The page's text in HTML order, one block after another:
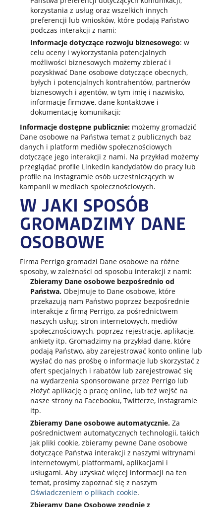
korzystania z usług oraz wszelkich innych
preferencji lub wniosków, które podają Państwo
podczas interakcji z nami;
Informacje dotyczące rozwoju biznesowego: w
celu oceny i wykorzystania potencjalnych
możliwości biznesowych możemy zbierać i
pozyskiwać Dane osobowe dotyczące obecnych,
byłych i potencjalnych kontrahentów, partnerów
biznesowych i agentów, w tym imię i nazwisko,
informacje firmowe, dane kontaktowe i
dokumentację komunikacji;
Informacje dostępne publicznie: możemy gromadzić
Dane osobowe na Państwa temat z publicznych baz
danych i platform mediów społecznościowych
dotyczące jego interakcji z nami. Na przykład możemy
przeglądać profile LinkedIn kandydatów do pracy lub
profile na Instagramie osób uczestniczących w
kampanii w mediach społecznościowych.
W JAKI SPOSÓB
GROMADZIMY DANE
OSOBOWE
Firma Perrigo gromadzi Dane osobowe na różne
sposoby, w zależności od sposobu interakcji z nami:
Zbieramy Dane osobowe bezpośrednio od
Państwa. Obejmuje to Dane osobowe, które
przekazują nam Państwo poprzez bezpośrednie
interakcje z firmą Perrigo, za pośrednictwem
naszych usług, stron internetowych, mediów
społecznościowych, poprzez rejestracje, aplikacje,
ankiety itp. Gromadzimy na przykład dane, które
podają Państwo, aby zarejestrować konto online lub
wysłać do nas prośbę o informacje lub skorzystać z
ofert specjalnych i rabatów lub zarejestrować się
na wydarzenia sponsorowane przez Perrigo lub
złożyć aplikację o pracę online, lub też wejść na
nasze strony na Facebooku, Twitterze, Instagramie
itp.
Zbieramy Dane osobowe automatycznie. Za
pośrednictwem automatycznych technologii, takich
jak pliki cookie, zbieramy pewne Dane osobowe
dotyczące Państwa interakcji z naszymi witrynami
internetowymi, platformami, aplikacjami i
usługami. Aby uzyskać więcej informacji na ten
temat, prosimy zapoznać się z naszym
Oświadczeniem o plikach cookie.
Zbieramy Dane Osobowe zgodnie z